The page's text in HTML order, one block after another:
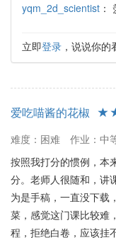
yqm_2d_scientist ：
立即登录 ，说说你的
爱吃喵酱的花椒
难度：困难
作业：中
按照我打分的惯例，本
分。老师人很随和，讲
为是手稿，一直没下载
菜，感觉这门课比较难
程，拒绝白卷，应该挂